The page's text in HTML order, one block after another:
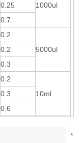
1000ul
0.25
0.7
0.2
5000ul
0.2
0.3
0.2
10ml
0.3
0.6